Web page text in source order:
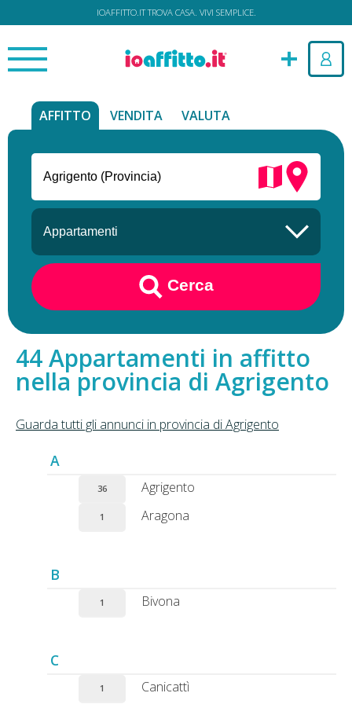
IOAFFITTO.IT TROVA CASA. VIVI SEMPLICE.
AFFITTO VENDITA VALUTA
Cerca
Appartamenti in affitto
nella provincia di Agrigento
Guarda tutti gli annunci in provincia di Agrigento
A
36 Agrigento
1 Aragona
B
1 Bivona
C
1 Canicattì